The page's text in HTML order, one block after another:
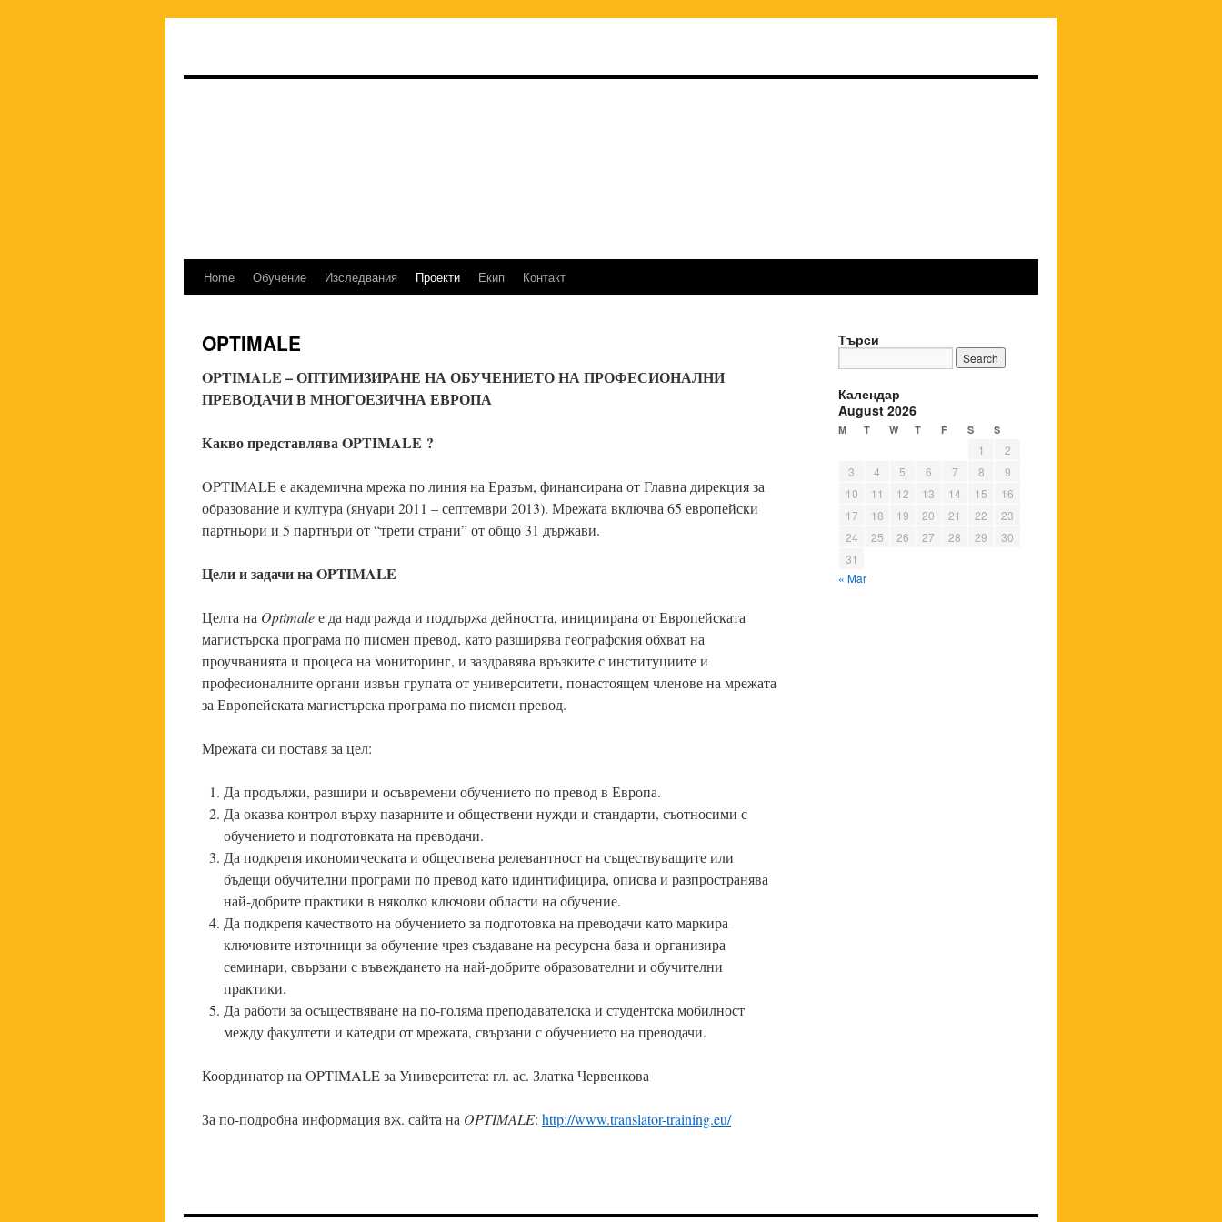
Skip
content
Home Обучение Изследвания Проекти Екип Контакт
OPTIMALE
OPTIMALE –ОПТИМИЗИРАНЕ НА ОБУЧЕНИЕТО НА ПРОФЕСИОНАЛНИ
ПРЕВОДАЧИ В МНОГОЕЗИЧНА ЕВРОПА
Какво представляваOPTIMALE ?
OPTIMALE е академична мрежа по линия на Еразъм, финансирана от Главна дирекция за
образование и култура (януари 2011 – септември 2013). Мрежата включва 65 европейски
партньори и 5 партнъри от “трети страни” от общо 31 държави.
Цели и задачи наOPTIMALE
Целта на Optimaleе да надгражда и поддържа дейността, инициирана от Европейската
магистърска програма по писмен превод, като разширява географския обхват на
проучванията и процеса на мониторинг, и заздравява връзките с институциите и
професионалните органи извън групата от университети, понастоящем членове на мрежата
за Европейската магистърска програма по писмен превод.
Мрежата си поставя за цел:
Да продължи, разшири и осъвремени обучението по превод в Европа.
Да оказва контрол върху пазарните и обществени нужди и стандарти, съотносими с
обучението и подготовката на преводачи.
Да подкрепя икономическата и обществена релевантност на съществуващите или
бъдещи обучителни програми по превод като идинтифицира, описва и разпространява
най-добрите практики в няколко ключови области на обучение.
Да подкрепя качеството на обучението за подготовка на преводачи като маркира
ключовите източници за обучение чрез създаване на ресурсна база и организира
семинари, свързани с въвеждането на най-добрите образователни и обучителни
практики.
Да работи за осъществяване на по-голяма преподавателска и студентска мобилност
между факултети и катедри от мрежата, свързани с обучението на преводачи.
Координатор на OPTIMALE за Университета: гл. ас. Златка Червенкова
За по-подробна информация вж. сайта на OPTIMALE: http://www.translator-training.eu/
Търси
Календар
August 2026
M T W T F S S
1
2
3
4 5 6 7 8
9
10
11 12 13 14 15
16
17
18 19 20 21 22
23
24
25 26 27 28 29
30
31
« Mar